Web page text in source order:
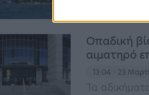
αρχαιολόγο
Οπαδική
αιματηρό
13:04 - 23
Τα